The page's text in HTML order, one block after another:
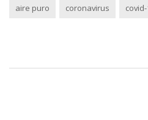
aire puro coronavirus